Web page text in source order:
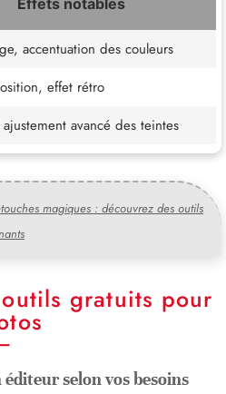
Effets notables
accentuation des couleurs
effet rétro
ajustement avancé des teintes
magiques : découvrez des outils
gratuits pour
éditeur selon vos besoins